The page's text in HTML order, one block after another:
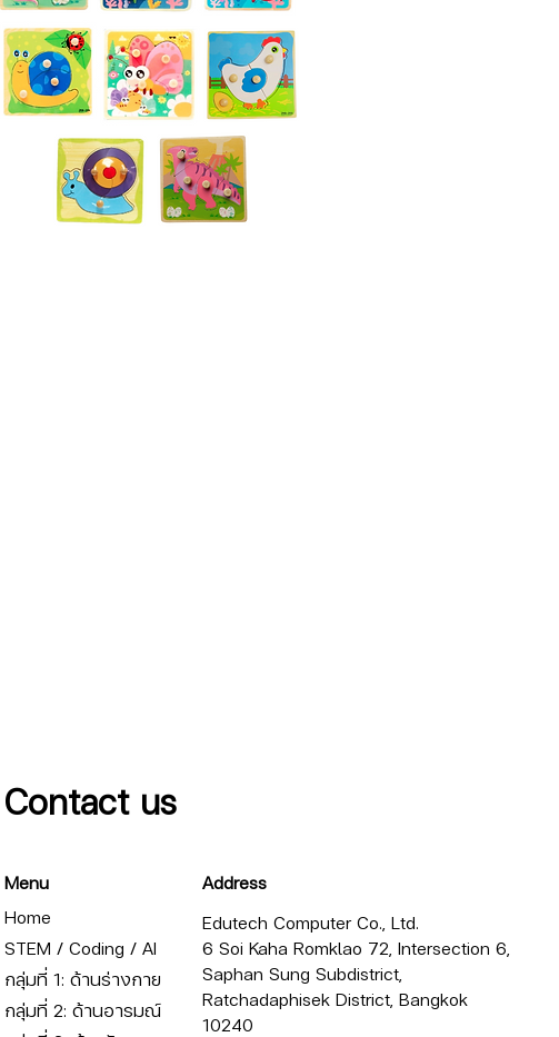
Contact us
Menu
Home
STEM / Coding / AI
กลุ่มที่ 1: ด้านร่างกาย
กลุ่มที่ 2: ด้านอารมณ์
Address
Edutech Computer Co., Ltd.
6 Soi Kaha Romklao 72, Intersection 6,
Saphan Sung Subdistrict,
Ratchadaphisek District, Bangkok
10240